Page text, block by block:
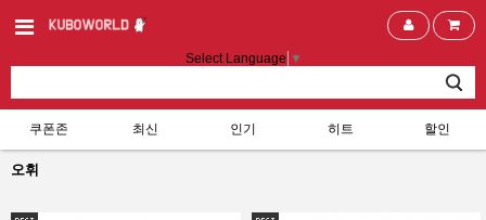
Select Language ▼
쿠폰존 최신 인기 히트 할인
오휘